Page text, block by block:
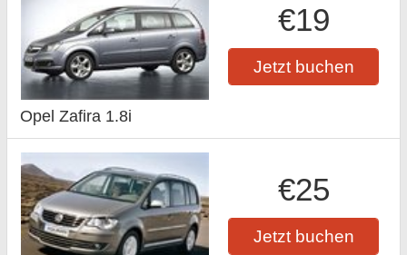
€19
Jetzt buchen
Opel Zafira 1.8i
€25
Jetzt buchen